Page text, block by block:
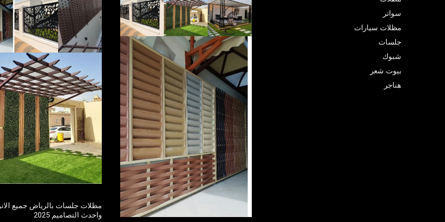
سواتر
مظلات سيارات
جلسات
شبوك
بيوت شعر
هناجر
مظلات جلسات بالرياض جميع
واحدث التصاميم 2025